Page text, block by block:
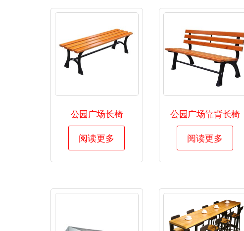
租
展
会
公园广场长椅
阅读更多
公园广场靠背长椅
阅读更多